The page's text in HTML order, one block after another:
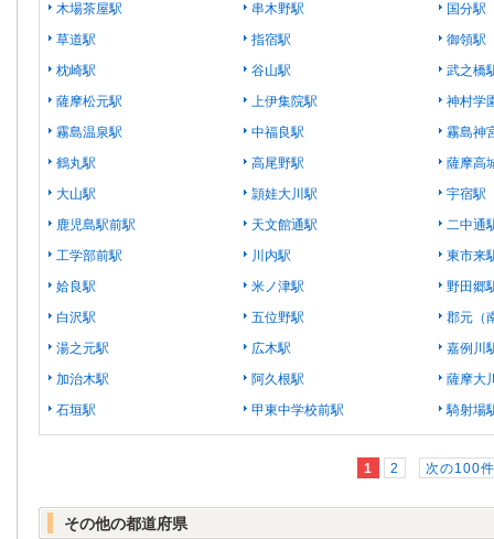
木場茶屋駅
串木野駅
国分駅
草道駅
指宿駅
御領駅
枕崎駅
谷山駅
武之橋
薩摩松元駅
上伊集院駅
神村学
霧島温泉駅
中福良駅
霧島神
鶴丸駅
高尾野駅
薩摩高
大山駅
頴娃大川駅
宇宿駅
鹿児島駅前駅
天文館通駅
二中通
工学部前駅
川内駅
東市来
姶良駅
米ノ津駅
野田郷
白沢駅
五位野駅
郡元（
湯之元駅
広木駅
嘉例川
加治木駅
阿久根駅
薩摩大
石垣駅
甲東中学校前駅 騎射場
1 2 次の100
その他の都道府県